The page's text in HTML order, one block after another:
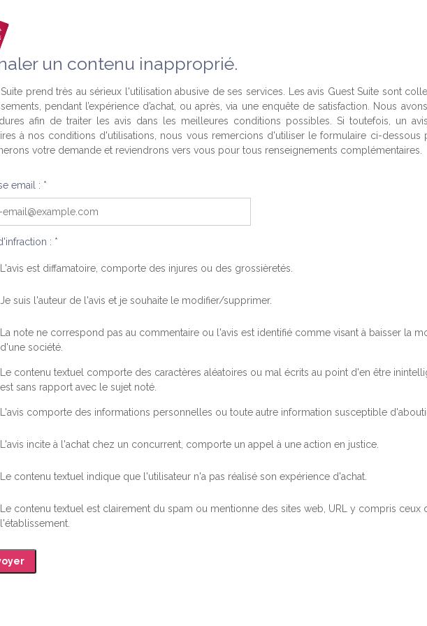
un contenu inapproprié.
prend très au sérieux l'utilisation abusive de ses services. Les avis Guest Suite sont
pendant l’expérience d’achat, ou après, via une enquête de satisfaction. Nous
afin de traiter les avis dans les meilleures conditions possibles. Si toutefois, un
à nos conditions d'utilisations, nous vous remercions d'utiliser le formulaire ci-dessous
votre demande et reviendrons vers vous pour tous renseignements complémentaires.
email : *
: *
L'avis est diffamatoire, comporte des injures ou des grossièretés.
Je suis l'auteur de l'avis et je souhaite le modifier/supprimer.
La note ne correspond pas au commentaire ou l'avis est identifié comme visant à baisser la
d'une société.
Le contenu textuel comporte des caractères aléatoires ou mal écrits au point d'en être
est sans rapport avec le sujet noté.
L'avis comporte des informations personnelles ou toute autre information susceptible
L'avis incite à l'achat chez un concurrent, comporte un appel à une action en justice.
Le contenu textuel indique que l'utilisateur n'a pas réalisé son expérience d'achat.
Le contenu textuel est clairement du spam ou mentionne des sites web, URL y compris ceux
l'établissement.